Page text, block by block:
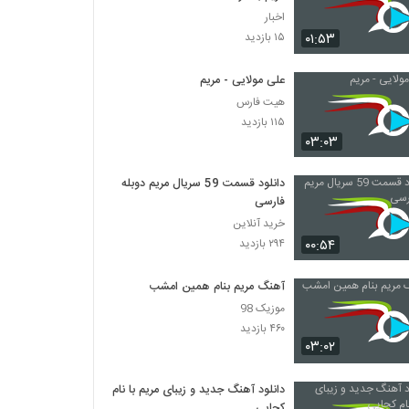
۰۱:۵۳
اخبار
۱۵ بازدید
۰۳:۰۳
علی مولایی - مریم
هیت فارس
۱۱۵ بازدید
۰۰:۵۴
دانلود قسمت 59 سریال مریم دوبله
فارسی
خرید آنلاین
۲۹۴ بازدید
۰۳:۰۲
آهنگ مریم بنام همین امشب
موزیک 98
۴۶۰ بازدید
دانلود آهنگ جدید و زیبای مریم با نام